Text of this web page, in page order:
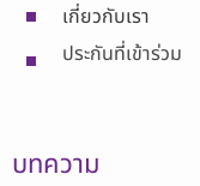
เกี่ยวกับเรา
ประกันที่เข้าร่วม
บทความ